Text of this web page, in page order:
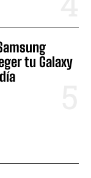
tu Galaxy